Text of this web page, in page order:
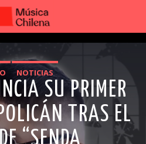
NOTICIAS
SU PRIMER
TRAS EL
“SENDA